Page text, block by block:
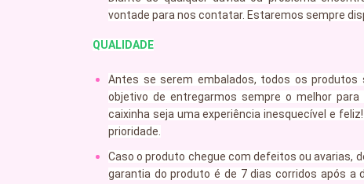
vontade para nos contatar. Estaremos sempre
QUALIDADE
Antes se serem embalados, todos os
objetivo de entregarmos sempre o melhor
caixinha seja uma experiência inesquecível e
prioridade.
Caso o produto chegue com defeitos ou avarias,
garantia do produto é de 7 dias corridos após a